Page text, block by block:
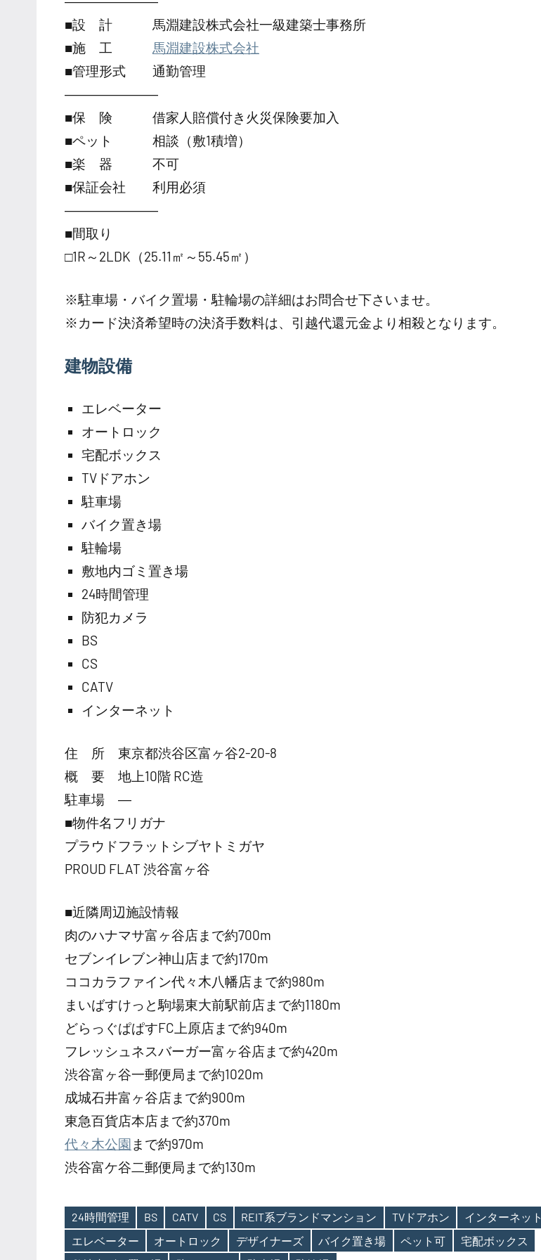
■設 計 馬淵建設株式会社一級建築士事務所
■施 工 馬淵建設株式会社
■管理形式 通勤管理
―――――――
■保 険 借家人賠償付き火災保険要加入
■ペット 相談（敷1積増）
■楽 器 不可
■保証会社 利用必須
―――――――
■間取り
□1R～2LDK（25.11㎡～55.45㎡）
※駐車場・バイク置場・駐輪場の詳細はお問合せ下さいませ。
※カード決済希望時の決済手数料は、引越代還元金より相殺となります。
建物設備
エレベーター
オートロック
宅配ボックス
TVドアホン
駐車場
バイク置き場
駐輪場
敷地内ゴミ置き場
24時間管理
防犯カメラ
BS
CS
CATV
インターネット
住 所 東京都渋谷区富ヶ谷2-20-8
概 要 地上10階 RC造
駐車場 ―
■物件名フリガナ
プラウドフラットシブヤトミガヤ
PROUD FLAT 渋谷富ヶ谷
■近隣周辺施設情報
肉のハナマサ富ヶ谷店まで約700m
セブンイレブン神山店まで約170m
ココカラファイン代々木八幡店まで約980m
まいばすけっと駒場東大前駅前店まで約1180m
どらっぐぱぱすFC上原店まで約940m
フレッシュネスバーガー富ヶ谷店まで約420m
渋谷富ヶ谷一郵便局まで約1020m
成城石井富ヶ谷店まで約900m
東急百貨店本店まで約370m
代々木公園 まで約970m
渋谷富ケ谷二郵便局まで約130m
Tags
24時間管理 BS CATV CS REIT系ブランドマンション TVドアホン
インターネット
エレベーター
オートロック デザイナーズ バイク置き場 ペット可
宅配ボックス